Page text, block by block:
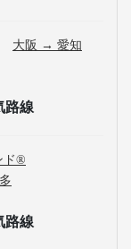
大阪 → 愛知
路線
ド®
路線